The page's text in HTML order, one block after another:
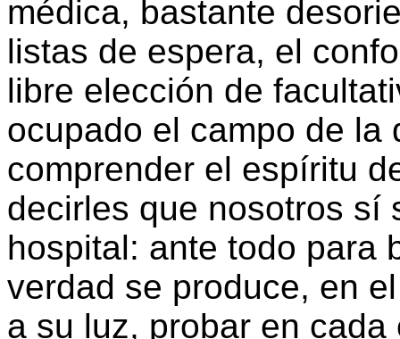
médica, bastante
listas de espera, el
libre elección de
ocupado el campo de la
comprender el espíritu
decirles que nosotros sí
hospital: ante todo para
verdad se produce, en
a su luz, probar en